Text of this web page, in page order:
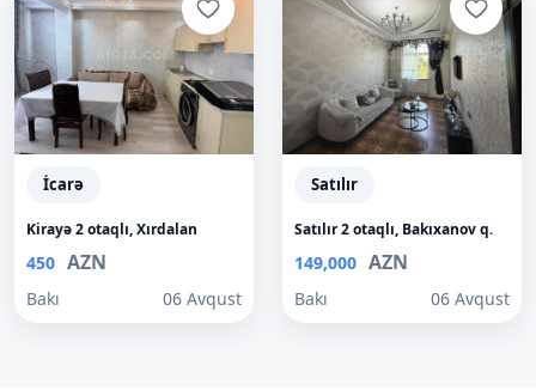
İcarə
Kirayə 2 otaqlı, Xırdalan
450 AZN
Bakı 06 Avqust
Satılır
Satılır 2 otaqlı, Bakıxanov q.
149,000 AZN
Bakı 06 Avqust